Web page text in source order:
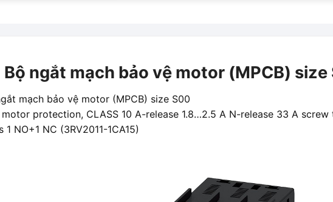
Bộ ngắt mạch bảo vệ motor (MPCB) size
mạch bảo vệ motor (MPCB) size S00
protection, CLASS 10 A-release 1.8…2.5 A N-release 33 A
NO+1 NC (3RV2011-1CA15)